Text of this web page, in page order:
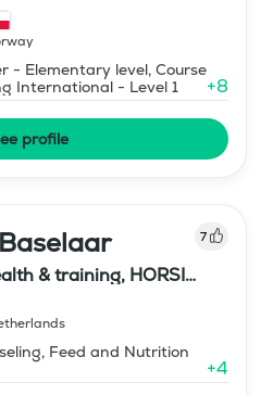
- Elementary level, Course
International - Level 1
+8
profile
7
& training, HORSI
Feed and Nutrition
+4